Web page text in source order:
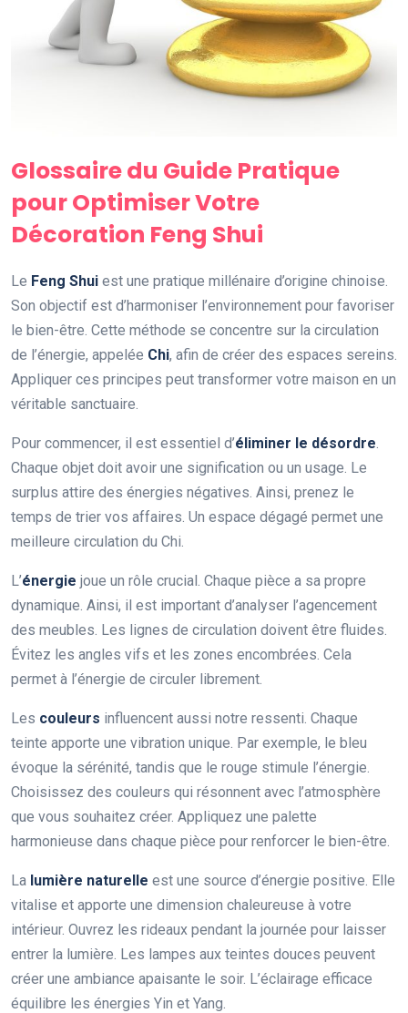
Glossaire du Guide Pratique
pour Optimiser Votre
Décoration Feng Shui
Le Feng Shui est une pratique millénaire d’origine chinoise.
Son objectif est d’harmoniser l’environnement pour favoriser
le bien-être. Cette méthode se concentre sur la circulation
de l’énergie, appelée Chi, afin de créer des espaces sereins.
Appliquer ces principes peut transformer votre maison en un
véritable sanctuaire.
Pour commencer, il est essentiel d’éliminer le désordre.
Chaque objet doit avoir une signification ou un usage. Le
surplus attire des énergies négatives. Ainsi, prenez le
temps de trier vos affaires. Un espace dégagé permet une
meilleure circulation du Chi.
L’énergie joue un rôle crucial. Chaque pièce a sa propre
dynamique. Ainsi, il est important d’analyser l’agencement
des meubles. Les lignes de circulation doivent être fluides.
Évitez les angles vifs et les zones encombrées. Cela
permet à l’énergie de circuler librement.
Les couleurs influencent aussi notre ressenti. Chaque
teinte apporte une vibration unique. Par exemple, le bleu
évoque la sérénité, tandis que le rouge stimule l’énergie.
Choisissez des couleurs qui résonnent avec l’atmosphère
que vous souhaitez créer. Appliquez une palette
harmonieuse dans chaque pièce pour renforcer le bien-être.
La lumière naturelle est une source d’énergie positive. Elle
vitalise et apporte une dimension chaleureuse à votre
intérieur. Ouvrez les rideaux pendant la journée pour laisser
entrer la lumière. Les lampes aux teintes douces peuvent
créer une ambiance apaisante le soir. L’éclairage efficace
équilibre les énergies Yin et Yang.